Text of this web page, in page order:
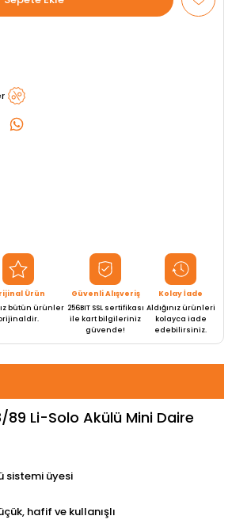
Ürün
bütün ürünler
Güvenli Alışveriş
256BIT SSL sertifikası
ile kart bilgileriniz
güvende!
Kolay İade
Aldığınız ürünleri
kolayca iade
edebilirsiniz.
89 Li-Solo Akülü Mini Daire
sistemi üyesi
hafif ve kullanışlı